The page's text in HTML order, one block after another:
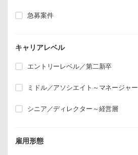
急募案件
キャリアレベル
エントリーレベル／第二新卒
ミドル／アソシエイト～マネージャー
シニア／ディレクター～経営層
雇用形態